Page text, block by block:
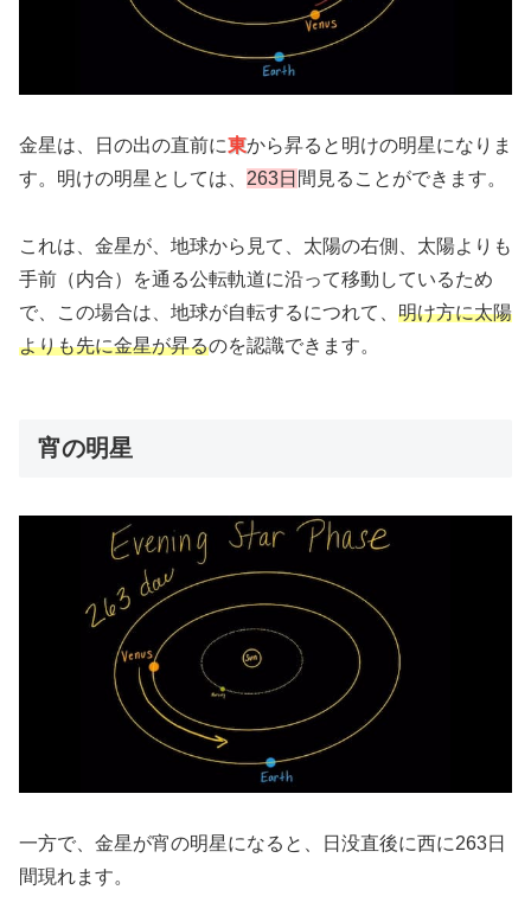
金星は、日の出の直前に東から昇ると明けの明星になりま
す。明けの明星としては、 263日 間見ることができます。
これは、金星が、地球から見て、太陽の右側、太陽よりも
手前（内合）を通る公転軌道に沿って移動しているため
で、この場合は、地球が自転するにつれて、 明け方に太陽
よりも先に金星が昇るのを認識できます。
宵の明星
一方で、金星が宵の明星になると、日没直後に西に263日
間現れます。